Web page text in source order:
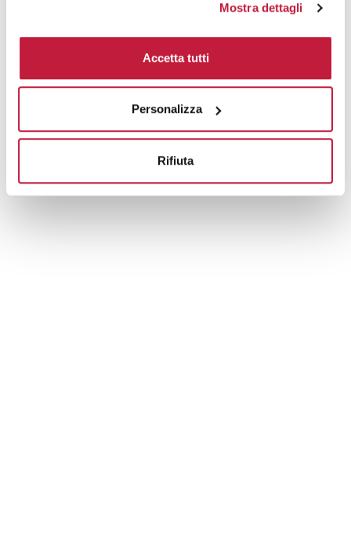
Mostra dettagli
Accetta tutti
Personalizza
Rifiuta
Area di personalizzazione
Domande e risposte
Prodotti alternativi